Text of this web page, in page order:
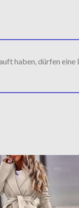
haben, dürfen eine